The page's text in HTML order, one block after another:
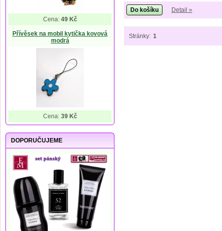
Do košíku Detail »
Stránky: 1
Cena: 49 Kč
Přívěsek na mobil kytička kovová
modrá
Cena: 39 Kč
DOPORUČUJEME